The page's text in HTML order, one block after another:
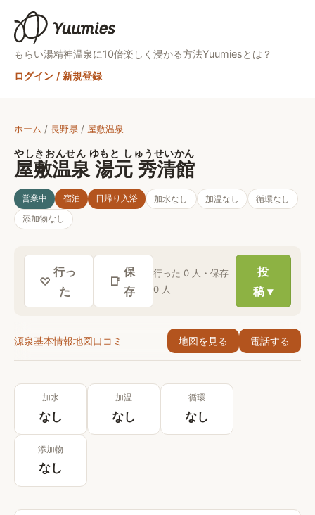
もらい湯精神温泉に10倍楽しく浸かる方法Yuumiesとは？
ログイン / 新規登録
ホーム / 長野県 / 屋敷温泉
屋敷温泉 湯元 秀清館
やしきおんせん ゆもと しゅうせいかん
営業中 宿泊 日帰り入浴 加水なし 加温なし 循環なし
添加物なし
♡
行っ
た
📑
保
存
行った0 人・保存
0 人
投
稿 ▾
源泉基本情報地図口コミ 地図を見る 電話する
加水
なし
加温
なし
循環
なし
添加物
なし